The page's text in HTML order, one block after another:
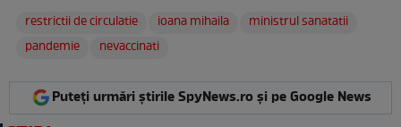
restrictii de circulatie
ioana mihaila
ministrul sanatatii
pandemie
nevaccinati
Puteți urmări știrile SpyNews.ro și pe Google News